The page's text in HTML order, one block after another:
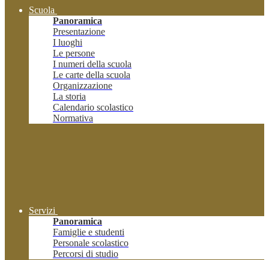
Scuola
Panoramica
Presentazione
I luoghi
Le persone
I numeri della scuola
Le carte della scuola
Organizzazione
La storia
Calendario scolastico
Normativa
Servizi
Panoramica
Famiglie e studenti
Personale scolastico
Percorsi di studio